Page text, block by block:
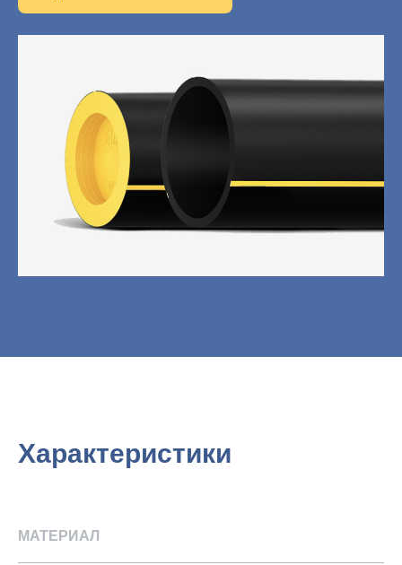
Характеристики
МАТЕРИАЛ